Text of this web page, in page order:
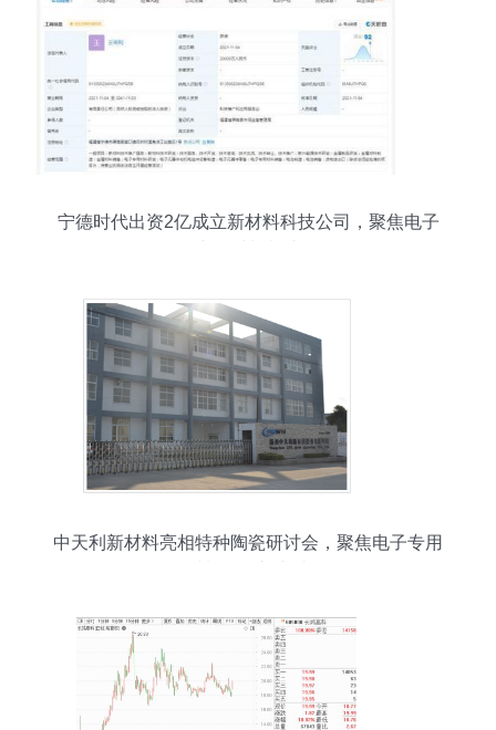
宁德时代出资2亿成立新材料科技公司，聚焦电子
中天利新材料亮相特种陶瓷研讨会，聚焦电子专用